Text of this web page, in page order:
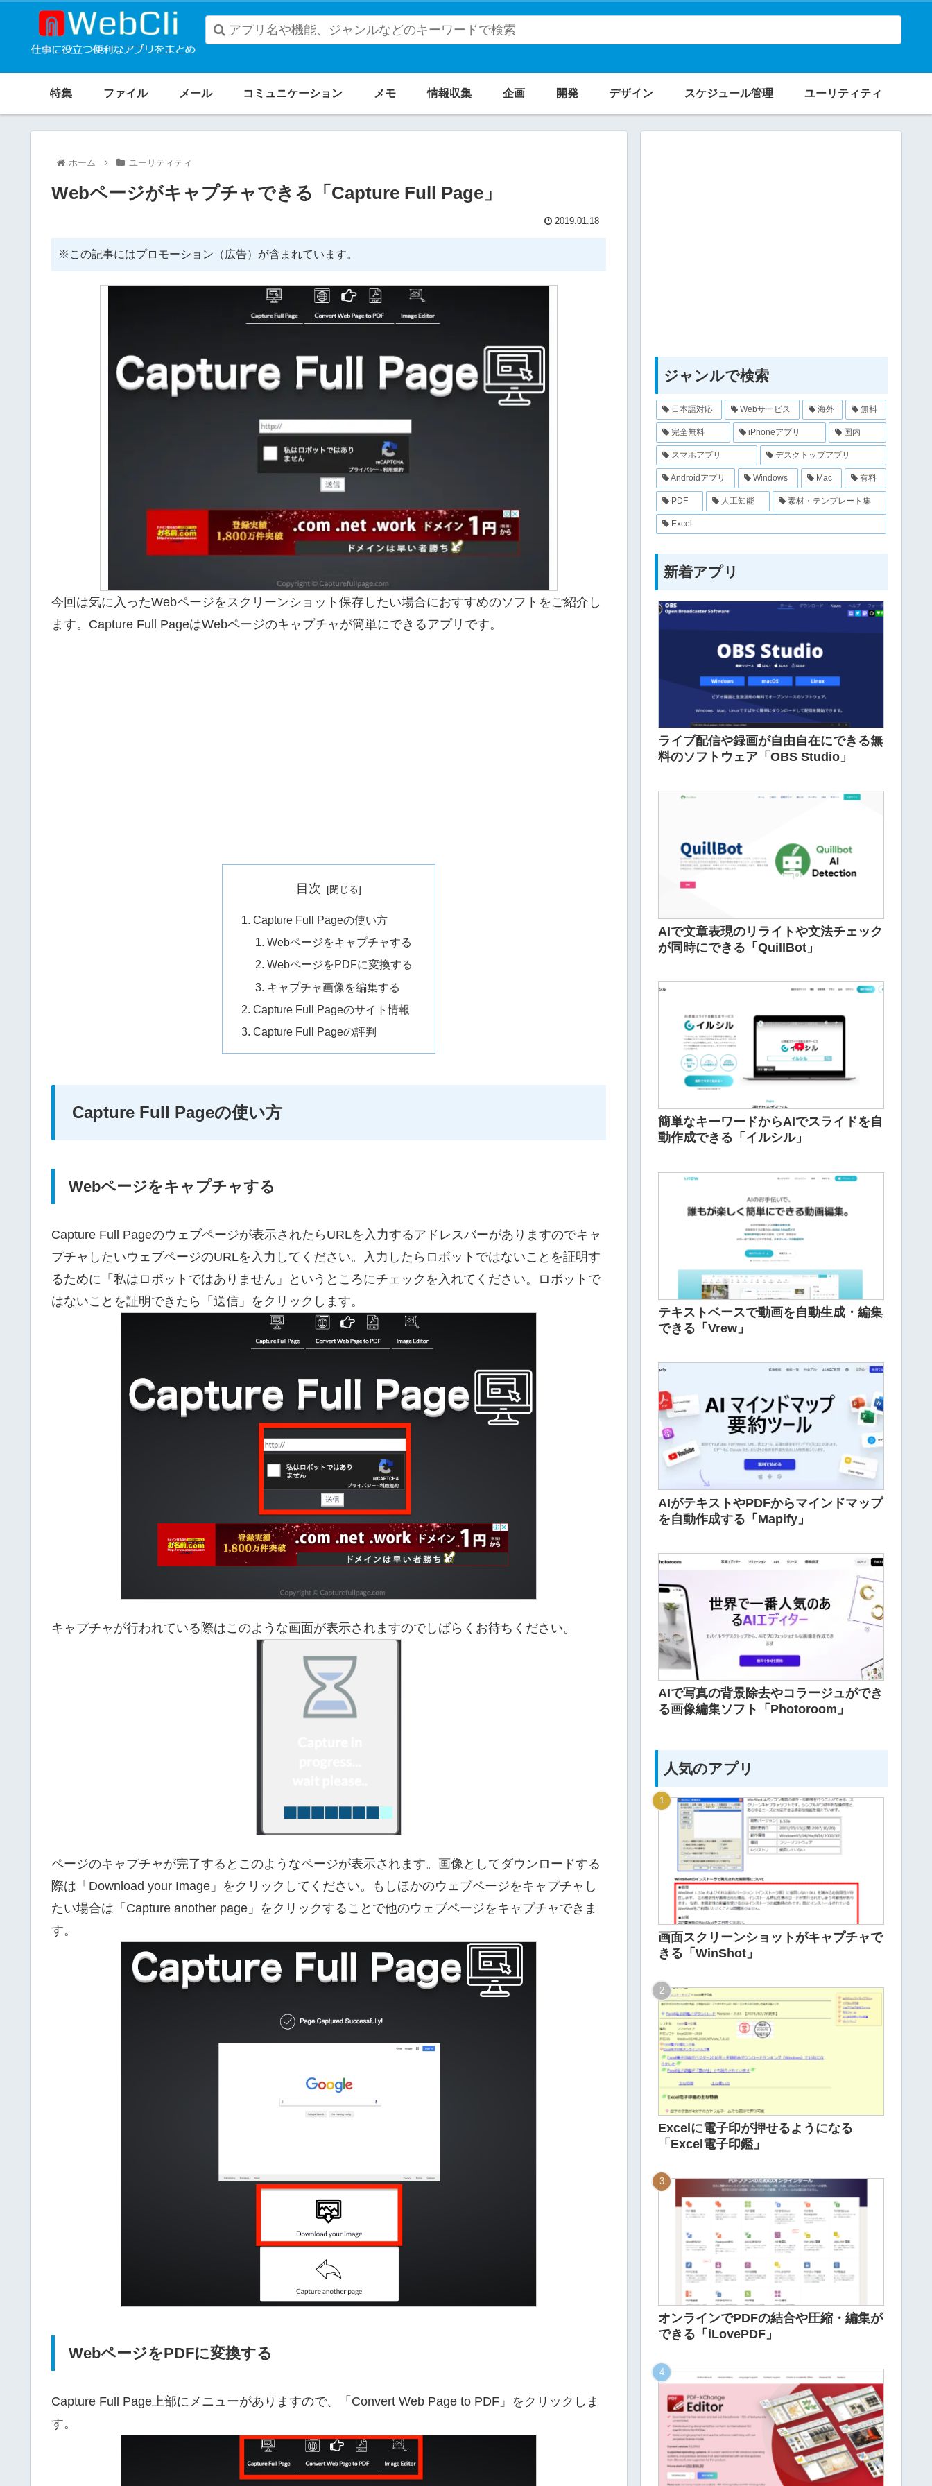
autocomplete
results
up
arrows
to
go
device
users,
by
touch
or
特集 ファイル メール コミュニケーション メモ 情報収集 企画 開発 デザイン スケジュール管理 ユーリティティ
ホーム ユーリティティ
Webページがキャプチャできる「Capture Full Page」
2019.01.18
※この記事にはプロモーション（広告）が含まれています。
今回は気に入ったWebページをスクリーンショット保存したい場合におすすめのソフトをご紹介し
ます。Capture Full PageはWebページのキャプチャが簡単にできるアプリです。
目次
Capture Full Pageの使い方
Webページをキャプチャする
WebページをPDFに変換する
キャプチャ画像を編集する
Capture Full Pageのサイト情報
Capture Full Pageの評判
Capture Full Pageの使い方
Webページをキャプチャする
Capture Full Pageのウェブページが表示されたらURLを入力するアドレスバーがありますのでキャ
プチャしたいウェブページのURLを入力してください。入力したらロボットではないことを証明す
るために「私はロボットではありません」というところにチェックを入れてください。ロボットで
はないことを証明できたら「送信」をクリックします。
キャプチャが行われている際はこのような画面が表示されますのでしばらくお待ちください。
ページのキャプチャが完了するとこのようなページが表示されます。画像としてダウンロードする
際は「Download your Image」をクリックしてください。もしほかのウェブページをキャプチャし
たい場合は「Capture another page」をクリックすることで他のウェブページをキャプチャできま
す。
WebページをPDFに変換する
Capture Full Page上部にメニューがありますので、「Convert Web Page to PDF」をクリックしま
す。
ジャンルで検索
日本語対応 Webサービス 海外 無料
完全無料 iPhoneアプリ 国内
スマホアプリ デスクトップアプリ
Androidアプリ Windows Mac 有料
PDF 人工知能 素材・テンプレート集
Excel
新着アプリ
ライブ配信や録画が自由自在にできる無
料のソフトウェア「OBS Studio」
AIで文章表現のリライトや文法チェック
が同時にできる「QuillBot」
簡単なキーワードからAIでスライドを自
動作成できる「イルシル」
テキストベースで動画を自動生成・編集
できる「Vrew」
AIがテキストやPDFからマインドマップ
を自動作成する「Mapify」
AIで写真の背景除去やコラージュができ
る画像編集ソフト「Photoroom」
人気のアプリ
画面スクリーンショットがキャプチャで
きる「WinShot」
Excelに電子印が押せるようになる
「Excel電子印鑑」
オンラインでPDFの結合や圧縮・編集が
できる「iLovePDF」